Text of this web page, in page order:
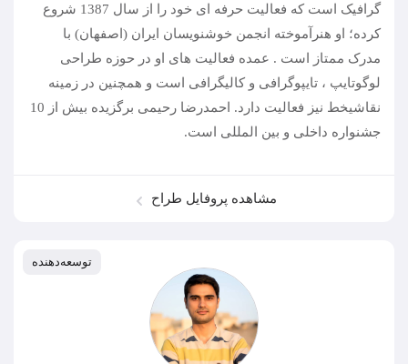
گرافیک است که فعالیت حرفه ای خود را از سال 1387 شروع
کرده؛ او هنرآموخته انجمن خوشنویسان ایران (اصفهان) با
مدرک ممتاز است . عمده فعالیت های او در حوزه طراحی
لوگوتایپ ، تایپوگرافی و کالیگرافی است و همچنین در زمینه
نقاشیخط نیز فعالیت دارد. احمدرضا رحیمی برگزیده بیش از 10
جشنواره داخلی و بین المللی است.
مشاهده پروفایل طراح
توسعه‌دهنده